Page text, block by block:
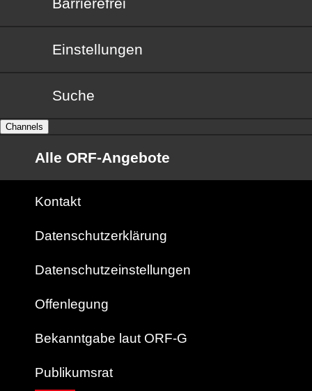
Einstellungen
Suche
Channels
Alle ORF-Angebote
Kontakt
Datenschutzerklärung
Datenschutzeinstellungen
Offenlegung
Bekanntgabe laut ORF-G
Publikumsrat